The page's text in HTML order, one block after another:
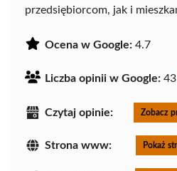
przedsiębiorcom, jak i
Ocena w Google: 4.7
Liczba opinii w Google: 43
Czytaj opinie: Zobacz
Strona www: Pokaż